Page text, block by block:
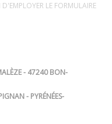
LE FORMULAIRE
- 47240 BON-
- PYRÉNÉES-